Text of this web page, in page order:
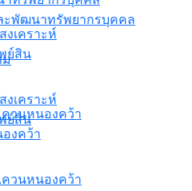
ะพัฒนาทรัพยากรบุคคล
ม
งเคราะห์
ย์สิน
วนหนองคว้า
งเคราะห์
ย์สิน
วนหนองคว้า
งคว้า